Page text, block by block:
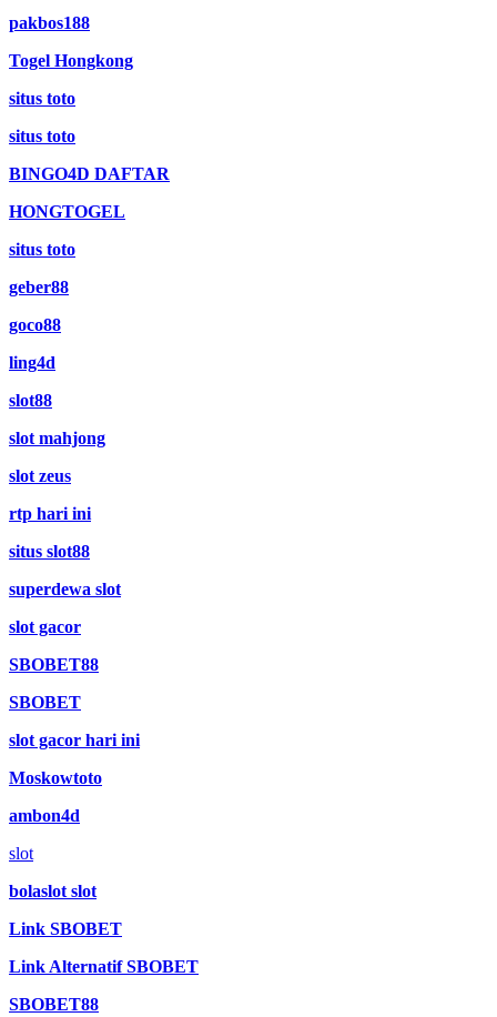
pakbos188
Togel Hongkong
situs toto
situs toto
BINGO4D DAFTAR
HONGTOGEL
situs toto
geber88
goco88
ling4d
slot88
slot mahjong
slot zeus
rtp hari ini
situs slot88
superdewa slot
slot gacor
SBOBET88
SBOBET
slot gacor hari ini
Moskowtoto
ambon4d
slot
bolaslot slot
Link SBOBET
Link Alternatif SBOBET
SBOBET88